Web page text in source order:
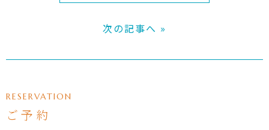
次の記事へ »
RESERVATION
ご予約